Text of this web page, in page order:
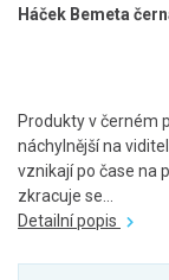
Háček Bemeta
Produkty v černém
náchylnější na
vznikají po čase na
zkracuje se...
Detailní popis